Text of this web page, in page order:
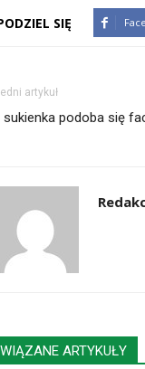
SIĘ
artykuł
sukienka podoba się
ARTYKUŁY